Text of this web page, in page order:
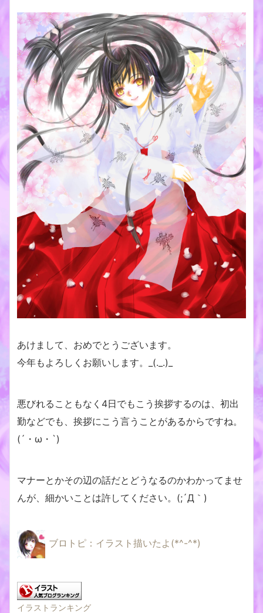
あけまして、おめでとうございます。
今年もよろしくお願いします。_(._.)_
悪びれることもなく4日でもこう挨拶するのは、初出
勤などでも、挨拶にこう言うことがあるからですね。
(´・ω・`)
マナーとかその辺の話だとどうなるのかわかってませ
んが、細かいことは許してください。(;´Д｀)
ブロトピ：イラスト描いたよ(*^-^*)
イラストランキング